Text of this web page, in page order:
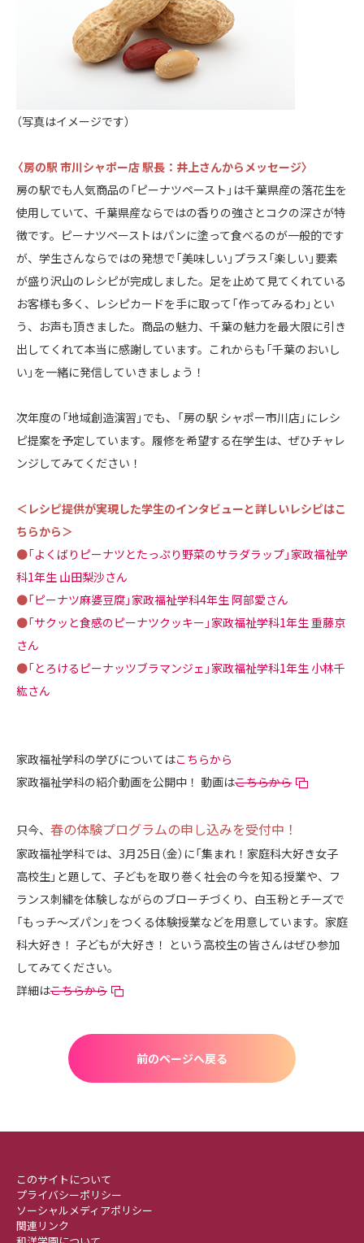
（写真はイメージです）
〈房の駅 市川シャポー店 駅長：井上さんからメッセージ〉
房の駅でも人気商品の「ピーナツペースト」は千葉県産の落花生を
使用していて、千葉県産ならではの香りの強さとコクの深さが特
徴です。ピーナツペーストはパンに塗って食べるのが一般的です
が、学生さんならではの発想で「美味しい」プラス「楽しい」要素
が盛り沢山のレシピが完成しました。足を止めて見てくれている
お客様も多く、レシピカードを手に取って「作ってみるわ」とい
う、お声も頂きました。商品の魅力、千葉の魅力を最大限に引き
出してくれて本当に感謝しています。これからも「千葉のおいし
い」を一緒に発信していきましょう！
次年度の「地域創造演習」でも、「房の駅 シャポー市川店」にレシ
ピ提案を予定しています。履修を希望する在学生は、ぜひチャレ
ンジしてみてください！
＜レシピ提供が実現した学生のインタビューと詳しいレシピはこ
ちらから＞
●「よくばりピーナツとたっぷり野菜のサラダラップ」家政福祉学
科1年生 山田梨沙さん
●「ピーナツ麻婆豆腐」家政福祉学科4年生 阿部愛さん
●「サクッと食感のピーナツクッキー」家政福祉学科1年生 重藤京
さん
●「とろけるピーナッツブラマンジェ」家政福祉学科1年生 小林千
紘さん
家政福祉学科の学びについてはこちらから
家政福祉学科の紹介動画を公開中！ 動画はこちらから
只今、 春の体験プログラムの申し込みを受付中！
家政福祉学科では、3月25日（金）に「集まれ！家庭科大好き女子
高校生」と題して、子どもを取り巻く社会の今を知る授業や、フ
ランス刺繍を体験しながらのブローチづくり、白玉粉とチーズで
「もっチ～ズパン」をつくる体験授業などを用意しています。家庭
科大好き！ 子どもが大好き！ という高校生の皆さんはぜひ参加
してみてください。
詳細はこちらから
前のページへ戻る
このサイトについて
プライバシーポリシー
ソーシャルメディアポリシー
関連リンク